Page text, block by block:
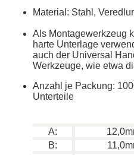
Material: Stahl,
Als Montagewerkzeug
harte Unterlage
auch der Universal
Werkzeuge, wie etwa
Anzahl je Packung:
Unterteile
A:
B: